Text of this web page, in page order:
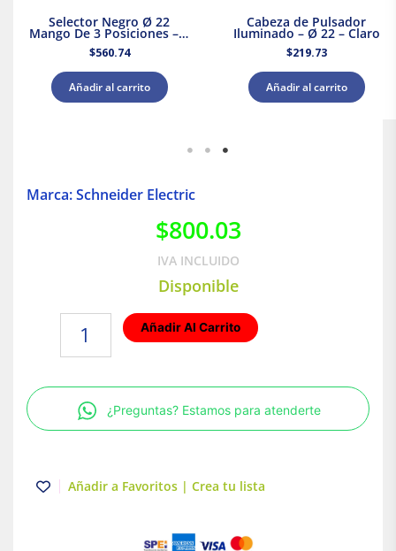
Selector Negro Ø 22
Mango De 3 Posiciones – 2
Na
$560.74
Añadir al carrito
Cabeza de Pulsador
Iluminado – Ø 22 – Claro
$219.73
Añadir al carrito
Marca: Schneider Electric
$800.03
IVA INCLUIDO
Disponible
Termomagnético
32
A
Curva
Electric
Añadir Al Carrito
¿Preguntas? Estamos para atenderte
Añadir a Favoritos | Crea tu lista